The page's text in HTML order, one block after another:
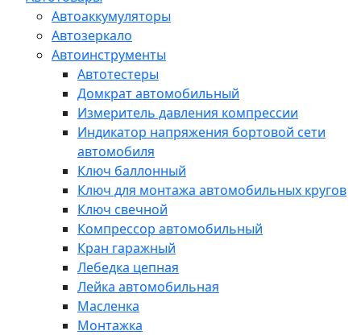
Автоаккумуляторы
Автозеркало
Автоинструменты
Автотестеры
Домкрат автомобильный
Измеритель давления компрессии
Индикатор напряжения бортовой сети
автомобиля
Ключ баллонный
Ключ для монтажа автомобильных кругов
Ключ свечной
Компрессор автомобильный
Кран гаражный
Лебедка цепная
Лейка автомобильная
Масленка
Монтажка